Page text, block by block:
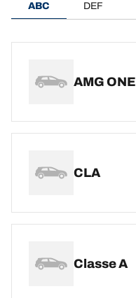
ABC DEF
AMG ONE
CLA
Classe A